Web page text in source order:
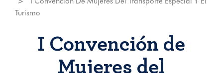
Turismo
I Convención de
Mujeres del